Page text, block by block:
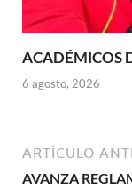
ACADÉMICOS
6 agosto, 2026
ARTÍCULO
AVANZA